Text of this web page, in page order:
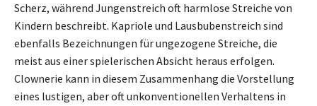
Scherz, während Jungenstreich oft harmlose Streiche von
Kindern beschreibt. Kapriole und Lausbubenstreich sind
ebenfalls Bezeichnungen für ungezogene Streiche, die
meist aus einer spielerischen Absicht heraus erfolgen.
Clownerie kann in diesem Zusammenhang die Vorstellung
eines lustigen, aber oft unkonventionellen Verhaltens in